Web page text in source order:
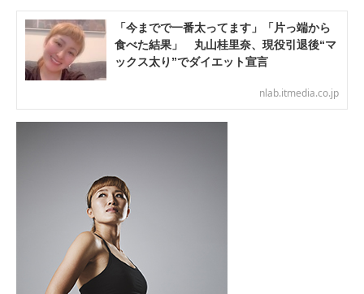
「今までで一番太ってます」「片っ端から
食べた結果」 丸山桂里奈、現役引退後“マ
ックス太り”でダイエット宣言
nlab.itmedia.co.jp